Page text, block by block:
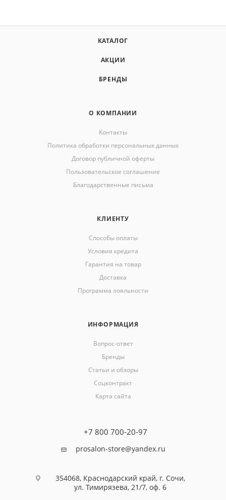
КАТАЛОГ
АКЦИИ
БРЕНДЫ
О КОМПАНИИ
Контакты
Политика обработки персональных данных
Договор публичной оферты
Пользовательское соглашение
Благодарственные письма
КЛИЕНТУ
Способы оплаты
Условия кредита
Гарантия на товар
Доставка
Программа лояльности
ИНФОРМАЦИЯ
Вопрос-ответ
Бренды
Статьи и обзоры
Соцконтракт
Карта сайта
+7 800 700-20-97
prosalon-store@yandex.ru
354068, Краснодарский край, г. Сочи,
ул. Тимирязева, 21/7, оф. 6